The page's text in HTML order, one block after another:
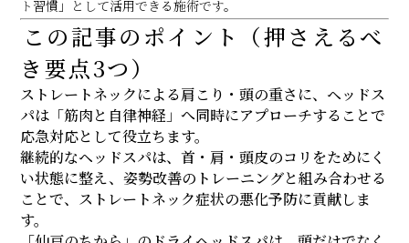
ト習慣」として活用できる施術です。
この記事のポイント（押さえるべ
き要点3つ）
ストレートネックによる肩こり・頭の重さに、ヘッドス
パは「筋肉と自律神経」へ同時にアプローチすることで
応急対応として役立ちます。
継続的なヘッドスパは、首・肩・頭皮のコリをためにく
い状態に整え、姿勢改善のトレーニングと組み合わせる
ことで、ストレートネック症状の悪化予防に貢献しま
す。